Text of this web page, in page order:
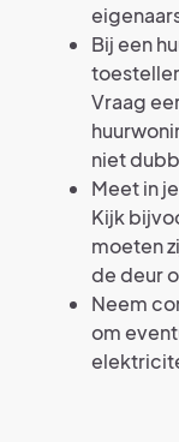
Bij een
Vraag
niet
Meet in
Kijk
moeten
de deur
Neem
om